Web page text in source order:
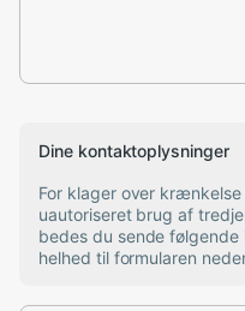
Dine kontaktoplysninger
For klager over
uautoriseret brug af
bedes du sende følgende
helhed til formularen